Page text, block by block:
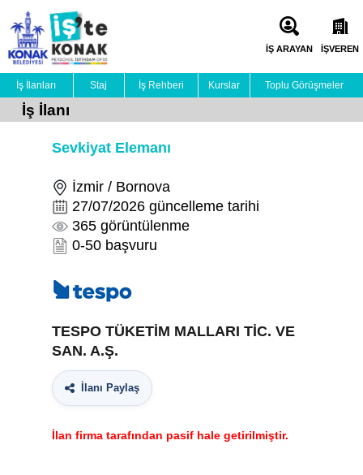
İŞ ARAYAN İŞVEREN
İş İlanları Staj İş Rehberi Kurslar Toplu Görüşmeler
İş İlanı
Sevkiyat Elemanı
İzmir / Bornova
27/07/2026 güncelleme tarihi
365 görüntülenme
0-50 başvuru
TESPO TÜKETİM MALLARI TİC. VE
SAN. A.Ş.
İlanı Paylaş
İlan firma tarafından pasif hale getirilmiştir.